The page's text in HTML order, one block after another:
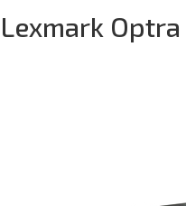
Lexmark Optra